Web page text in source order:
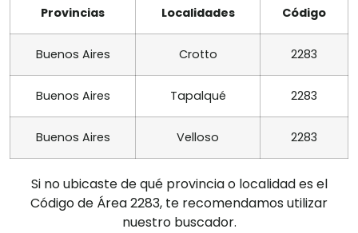
Provincias Localidades Código
Buenos Aires Crotto 2283
Buenos Aires Tapalqué 2283
Buenos Aires Velloso 2283
Si no ubicaste de qué provincia o localidad es el
Código de Área 2283, te recomendamos utilizar
nuestro buscador.